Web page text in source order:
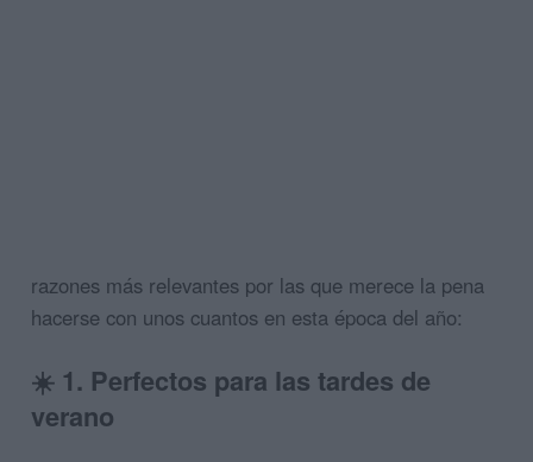
razones más relevantes por las que merece la pena
hacerse con unos cuantos en esta época del año:
☀️ 1. Perfectos para las tardes de
verano